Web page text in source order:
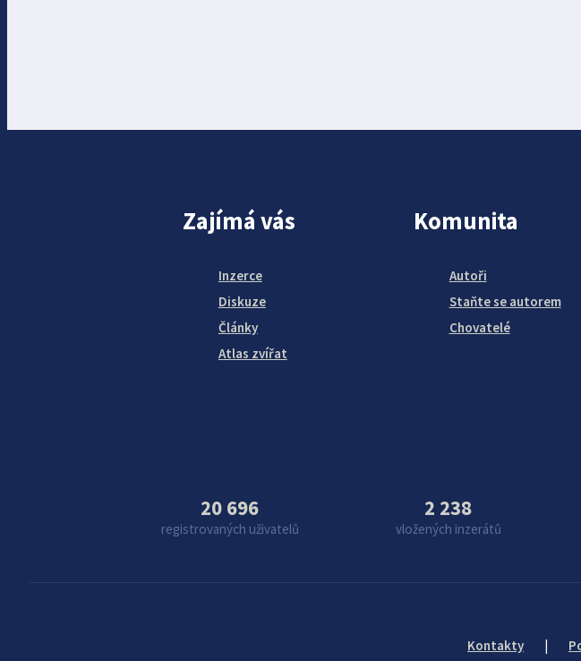
Zajímá vás
Inzerce
Diskuze
Články
Atlas zvířat
Komunita
Autoři
Staňte se autorem
Chovatelé
20 696
registrovaných uživatelů
2 238
vložených inzerátů
Kontakty